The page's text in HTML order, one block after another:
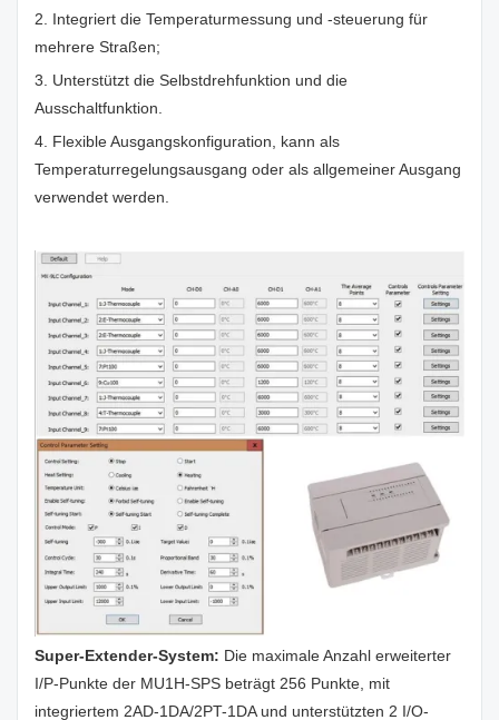
2. Integriert die Temperaturmessung und -steuerung für
mehrere Straßen;
3. Unterstützt die Selbstdrehfunktion und die
Ausschaltfunktion.
4. Flexible Ausgangskonfiguration, kann als
Temperaturregelungsausgang oder als allgemeiner Ausgang
verwendet werden.
Super-Extender-System: Die maximale Anzahl erweiterter
I/P-Punkte der MU1H-SPS beträgt 256 Punkte, mit
integriertem 2AD-1DA/2PT-1DA und unterstützten 2 I/O-